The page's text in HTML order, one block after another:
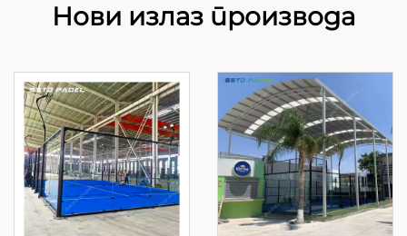
Нови излаз производа